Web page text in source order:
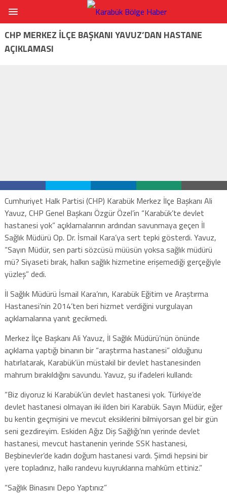
CHP MERKEZ İLÇE BAŞKANI YAVUZ’DAN HASTANE
AÇIKLAMASI
Cumhuriyet Halk Partisi (CHP) Karabük Merkez İlçe Başkanı Ali
Yavuz, CHP Genel Başkanı Özgür Özel’in “Karabük’te devlet
hastanesi yok” açıklamalarının ardından savunmaya geçen İl
Sağlık Müdürü Op. Dr. İsmail Kara’ya sert tepki gösterdi. Yavuz,
“Sayın Müdür, sen parti sözcüsü müüsün yoksa sağlık müdürü
mü? Siyaseti bırak, halkın sağlık hizmetine erişemediği gerçeğiyle
yüzleş” dedi.
İl Sağlık Müdürü İsmail Kara’nın, Karabük Eğitim ve Araştırma
Hastanesi’nin 2014’ten beri hizmet verdiğini vurgulayan
açıklamalarına yanıt gecikmedi.
Merkez İlçe Başkanı Ali Yavuz, İl Sağlık Müdürü’nün önünde
açıklama yaptığı binanın bir “araştırma hastanesi” olduğunu
hatırlatarak, Karabük’ün müstakil bir devlet hastanesinden
mahrum bırakıldığını savundu. Yavuz, şu ifadeleri kullandı:
“Biz diyoruz ki Karabük’ün devlet hastanesi yok. Türkiye’de
devlet hastanesi olmayan iki ilden biri Karabük. Sayın Müdür, eğer
bu kentin geçmişini ve mevcut eksiklerini bilmiyorsan gel bir gün
seni gezdireyim. Eskiden Ağız Diş Sağlığı’nın yerinde devlet
hastanesi, mevcut hastanenin yerinde SSK hastanesi,
Beşbinevler’de kadın doğum hastanesi vardı. Şimdi hepsini bir
yere topladınız, halkı randevu kuyruklarına mahkûm ettiniz.”
“Sağlık Binasını Depo Yaptınız”